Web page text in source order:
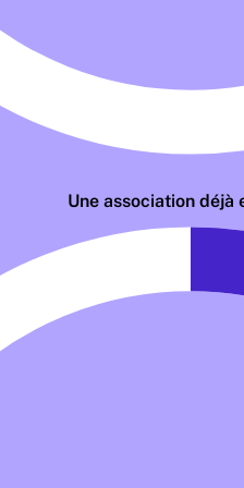
Une association déjà